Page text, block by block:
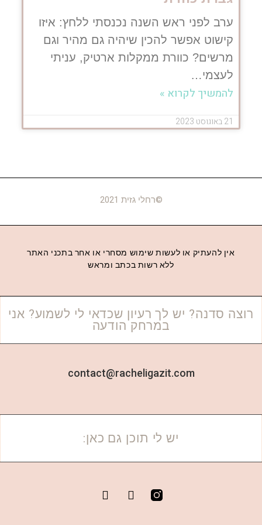
ערב לפני ראש השנה נכנסתי ללחץ: איזו
קישוט אפשר להכין שיהיה גם מהיר וגם
מרשים? כוורת ממקלות ארטיק, עניתי
לעצמי…
להמשיך לקרוא »
21 באוגוסט 2023
©רחלי גזית 2021
אין להעתיק או לעשות שימוש מסחרי או אחר בתכני האתר
ללא רשות בכתב ומראש
רוצה סדנה? יש לך רעיון שכדאי לי לשמוע? אני
במרחק הודעה
contact@racheligazit.com
יש לי תוכן גם כאן: